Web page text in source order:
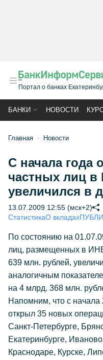
Портал о банках
БАНКИ НОВОСТИ
Главная Новости
С начала года
частных лиц
увеличился в
13.07.2009 12:55 (мск+2)
СтатистикаО вкладах
По состоянию на
лиц, размещенных в
639 млн. рублей,
аналогичным
на 4 млрд. 368 млн.
Напомним, что с
открыл 35 новых
Санкт-Петербурге,
Екатеринбурге,
Краснодаре, Курске,